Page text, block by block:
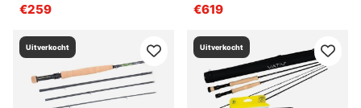
€259
€619
Uitverkocht Uitverkocht